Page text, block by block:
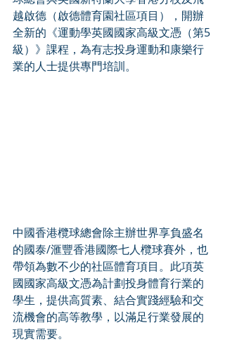
越啟德（啟德體育園社區項目），開辦
全新的《運動學英國國家高級文憑（第5
級）》課程，為有志投身運動和康樂行
業的人士提供專門培訓。
中國香港欖球總會除主辦世界享負盛名
的國泰/滙豐香港國際七人欖球賽外，也
帶領為數不少的社區體育項目。此項英
國國家高級文憑為計劃投身體育行業的
學生，提供高質素、結合實踐經驗和交
流機會的高等教學，以滿足行業發展的
現實需要。